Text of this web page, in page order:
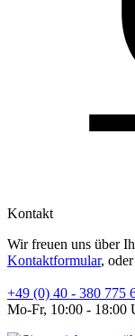
Kontakt
Wir freuen uns über
Kontaktformular,
+49 (0) 40 - 380 775
Mo-Fr, 10:00 - 18:00